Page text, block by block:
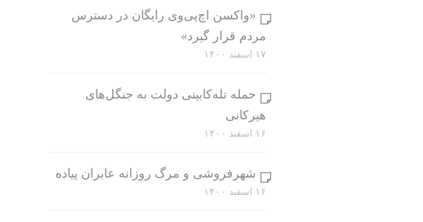
«واکسن اچ‌پی‌وی رایگان در دسترس
مردم قرار گیرد»
۱۷ اسفند ۱۴۰۰
حمله تله‌کابینی دولت به جنگل‌های
هیرکانی
۱۶ اسفند ۱۴۰۰
شهرفروشی و مرگ روزانه عابران پیاده
۱۶ اسفند ۱۴۰۰